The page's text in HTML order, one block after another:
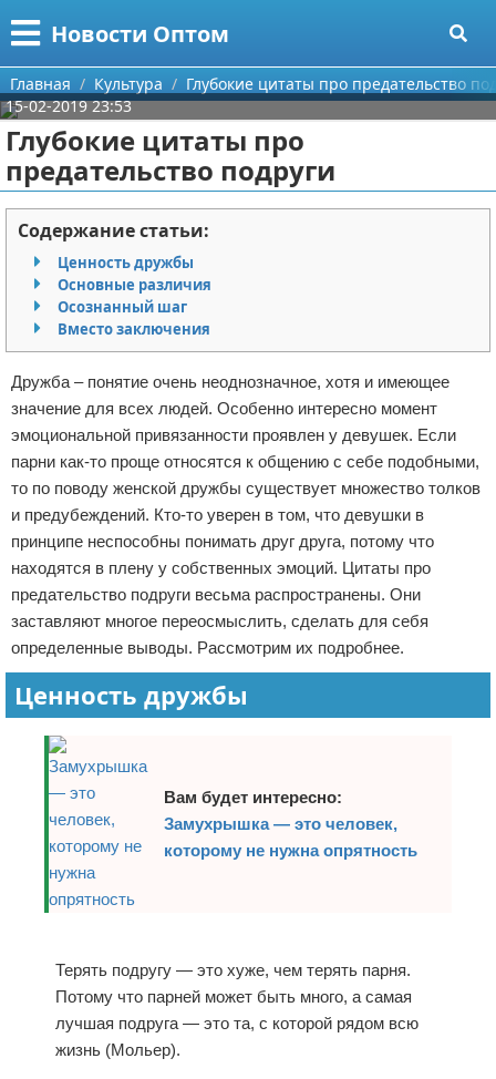
Новости Оптом
Меню
Главная
Категории
Информационные технологии
Автомобили
Знаменитости
Политика
Природа
Философия
Культура
Экономика
Разное
Поиск
О проекте
Контакты
Сотрудничество
Размещение рекламы
Для правообладателей
Условия предоставления информации
Отказ от ответственности
Главная Культура
Глубокие цитаты про предательство
15-02-2019 23:53
Глубокие цитаты про
предательство подруги
Содержание статьи:
Ценность дружбы
Основные различия
Осознанный шаг
Вместо заключения
Дружба – понятие очень неоднозначное, хотя и имеющее
значение для всех людей. Особенно интересно момент
эмоциональной привязанности проявлен у девушек. Если
парни как-то проще относятся к общению с себе подобными,
то по поводу женской дружбы существует множество толков
и предубеждений. Кто-то уверен в том, что девушки в
принципе неспособны понимать друг друга, потому что
находятся в плену у собственных эмоций. Цитаты про
предательство подруги весьма распространены. Они
заставляют многое переосмыслить, сделать для себя
определенные выводы. Рассмотрим их подробнее.
Ценность дружбы
Вам будет интересно:
Замухрышка — это человек,
которому не нужна опрятность
Терять подругу — это хуже, чем терять парня.
Потому что парней может быть много, а самая
лучшая подруга — это та, с которой рядом всю
жизнь (Мольер).